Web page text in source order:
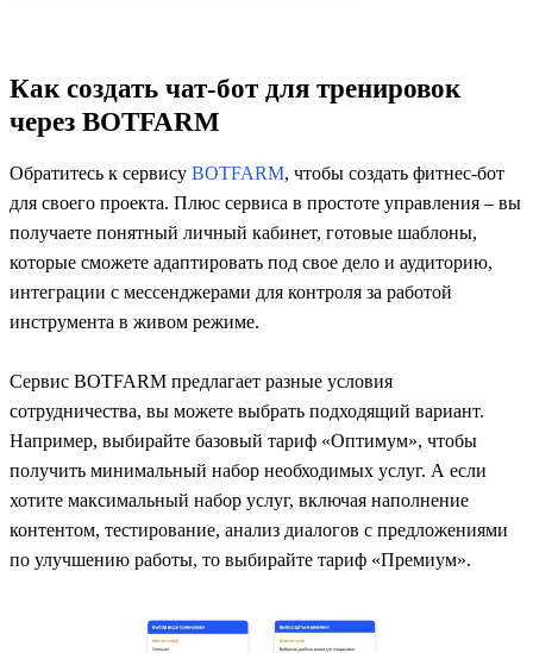
Как создать чат-бот для тренировок
через BOTFARM
Обратитесь к сервису BOTFARM, чтобы создать фитнес-бот
для своего проекта. Плюс сервиса в простоте управления – вы
получаете понятный личный кабинет, готовые шаблоны,
которые сможете адаптировать под свое дело и аудиторию,
интеграции с мессенджерами для контроля за работой
инструмента в живом режиме.
Сервис BOTFARM предлагает разные условия
сотрудничества, вы можете выбрать подходящий вариант.
Например, выбирайте базовый тариф «Оптимум», чтобы
получить минимальный набор необходимых услуг. А если
хотите максимальный набор услуг, включая наполнение
контентом, тестирование, анализ диалогов с предложениями
по улучшению работы, то выбирайте тариф «Премиум».